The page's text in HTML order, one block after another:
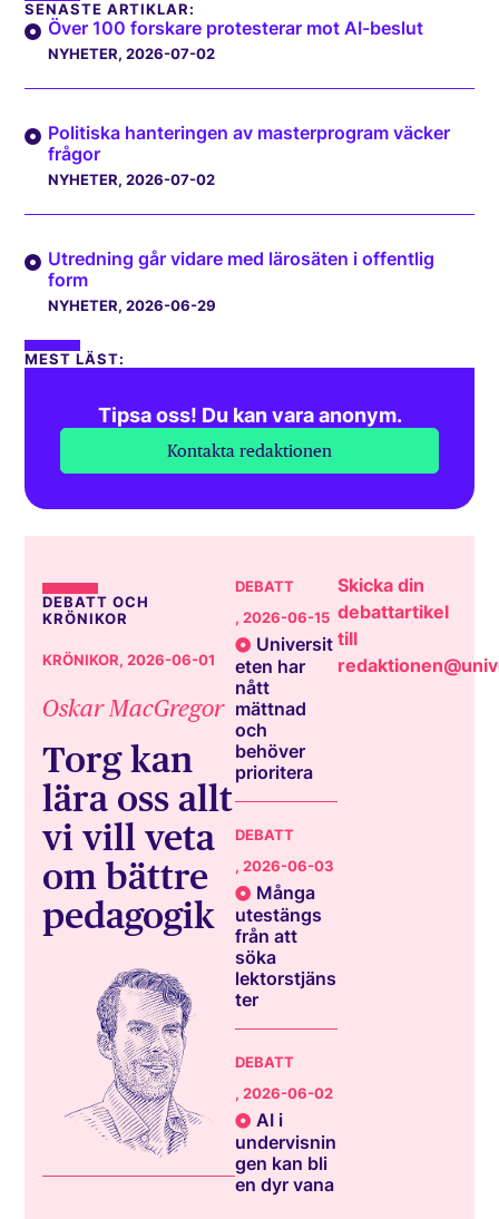
SENASTE ARTIKLAR:
Över 100 forskare protesterar mot AI-beslut
NYHETER, 2026-07-02
Politiska hanteringen av masterprogram väcker
frågor
NYHETER, 2026-07-02
Utredning går vidare med lärosäten i offentlig
form
NYHETER, 2026-06-29
MEST LÄST:
Tipsa oss! Du kan vara anonym.
Kontakta redaktionen
DEBATT OCH
KRÖNIKOR
KRÖNIKOR, 2026-06-01
Oskar MacGregor
Torg kan
lära oss allt
vi vill veta
om bättre
pedagogik
DEBATT
, 2026-06-15
Universit
eten har
nått
mättnad
och
behöver
prioritera
DEBATT
, 2026-06-03
Många
utestängs
från att
söka
lektorstjäns
ter
DEBATT
, 2026-06-02
AI i
undervisnin
gen kan bli
en dyr vana
Skicka din
debattartikel
till